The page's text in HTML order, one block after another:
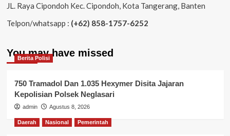
JL. Raya Cipondoh Kec. Cipondoh, Kota Tangerang, Banten
Telpon/whatsapp : (+62) 858-1757-6252
You may have missed
Berita Polisi
750 Tramadol Dan 1.035 Hexymer Disita Jajaran
Kepolisian Polsek Neglasari
admin Agustus 8, 2026
Daerah Nasional Pemerintah